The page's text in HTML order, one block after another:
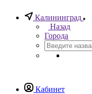
Калининград
Назад
Города
Кабинет